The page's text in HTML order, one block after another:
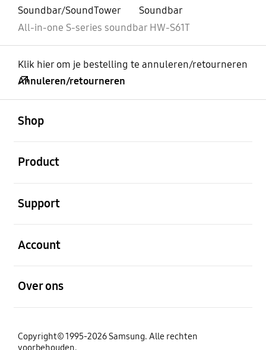
Soundbar/SoundTower
Soundbar
All-in-one S-series soundbar HW-S61T
Klik hier om je bestelling te annuleren/retourneren
Annuleren/retourneren
Shop
Product
Support
Account
Over ons
Copyright© 1995-2026 Samsung. Alle rechten
voorbehouden.